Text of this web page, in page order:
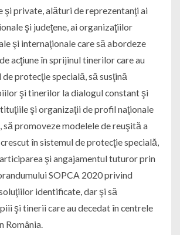
şi private, alături de reprezentanţi ai
şi judeţene, ai organizaţiilor
şi internaţionale care să abordeze
acţiune în sprijinul tinerilor care au
protecţie specială, să susţină
şi tinerilor la dialogul constant şi
şi organizaţii de profil naţionale
să promoveze modelele de reuşită a
în sistemul de protecţie specială,
şi angajamentul tuturor prin
SOPCA 2020 privind
identificate, dar şi să
şi tinerii care au decedat în centrele
România.